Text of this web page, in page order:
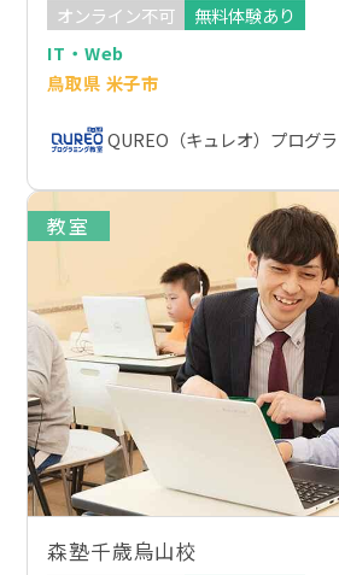
オンライン不可
無料体験あり
IT・Web
鳥取県 米子市
QUREO（キュレオ）プログ
教室
森塾千歳烏山校